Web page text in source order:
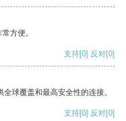
方便。
支持[0] 反对[0]
球覆盖和最高安全性的连接。
支持[0] 反对[0]